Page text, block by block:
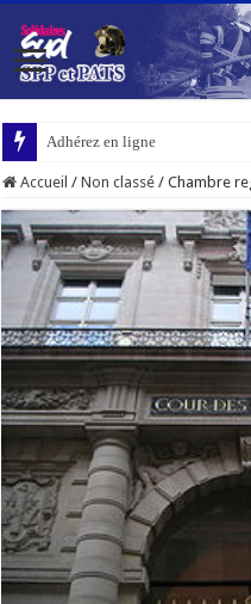
Adhérez en ligne
Accueil / Non classé / Chambre